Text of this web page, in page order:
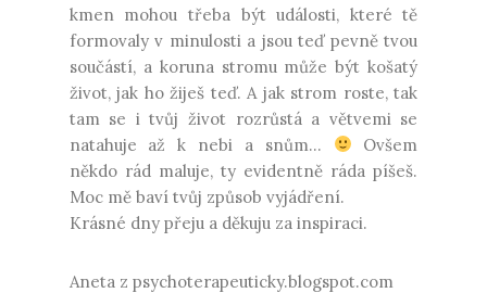
kmen mohou třeba být události, které tě
formovaly v minulosti a jsou teď pevně tvou
součástí, a koruna stromu může být košatý
život, jak ho žiješ teď. A jak strom roste, tak
tam se i tvůj život rozrůstá a větvemi se
natahuje až k nebi a snům…
Ovšem
někdo rád maluje, ty evidentně ráda píšeš.
Moc mě baví tvůj způsob vyjádření.
Krásné dny přeju a děkuju za inspiraci.
Aneta z psychoterapeuticky.blogspot.com